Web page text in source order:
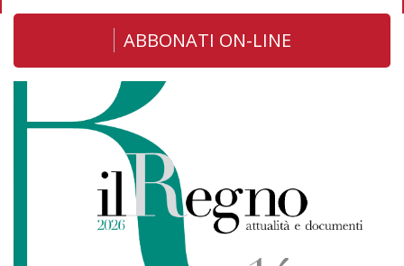
ABBONATI ON-LINE